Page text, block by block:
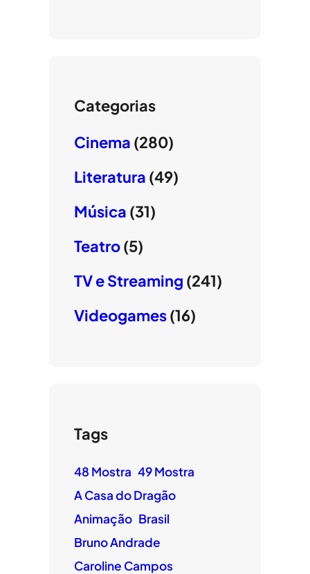
Categorias
Cinema (280)
Literatura (49)
Música (31)
Teatro(5)
TV e Streaming (241)
Videogames(16)
Tags
48 Mostra 49 Mostra
A Casa do Dragão
Animação Brasil
Bruno Andrade
Caroline Campos